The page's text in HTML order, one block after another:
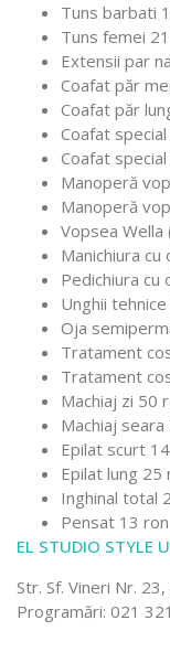
Tuns barbati
Tuns femei
Extensii par
Coafat păr
Coafat păr
Coafat
Coafat
Manoperă
Manoperă
Vopsea
Manichiura
Pedichiura cu
Unghii
Oja
Tratament
Tratament
Machiaj zi 50
Machiaj
Epilat scurt
Epilat lung 25
Inghinal total
Pensat 13 ron
EL STUDIO STYLE
Str. Sf. Vineri Nr.
Programări: 021